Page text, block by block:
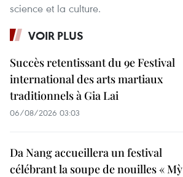
science et la culture.
VOIR PLUS
Succès retentissant du 9e Festival
international des arts martiaux
traditionnels à Gia Lai
06/08/2026 03:03
Da Nang accueillera un festival
célébrant la soupe de nouilles « Mỳ